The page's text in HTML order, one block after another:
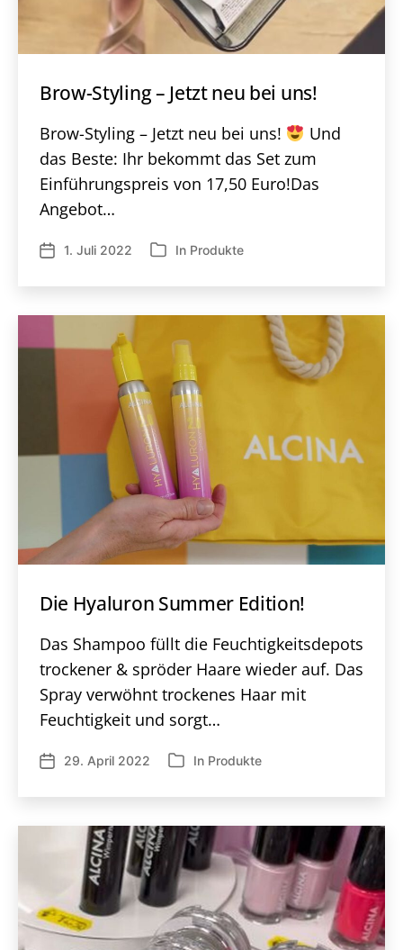
Brow-Styling – Jetzt neu bei uns!
Brow-Styling – Jetzt neu bei uns!
Und
das Beste: Ihr bekommt das Set zum
Einführungspreis von 17,50 Euro!Das
Angebot…
Veröffentlichungsdatum
1. Juli 2022 Kategorien
In Produkte
Die Hyaluron Summer Edition!
Das Shampoo füllt die Feuchtigkeitsdepots
trockener & spröder Haare wieder auf. Das
Spray verwöhnt trockenes Haar mit
Feuchtigkeit und sorgt…
Veröffentlichungsdatum
29. April 2022 Kategorien
In Produkte